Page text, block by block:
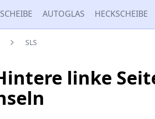
AUTOGLAS HECKSCHEIBE
SLS
linke